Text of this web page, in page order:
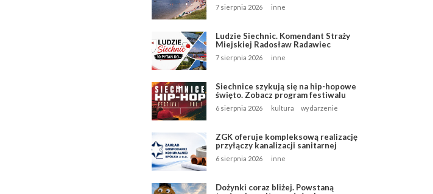
7 sierpnia 2026 inne
Ludzie Siechnic. Komendant Straży
Miejskiej Radosław Radawiec
7 sierpnia 2026 inne
Siechnice szykują się na hip-hopowe
święto. Zobacz program festiwalu
6 sierpnia 2026 kultura wydarzenie
ZGK oferuje kompleksową realizację
przyłączy kanalizacji sanitarnej
6 sierpnia 2026 inne
Dożynki coraz bliżej. Powstaną